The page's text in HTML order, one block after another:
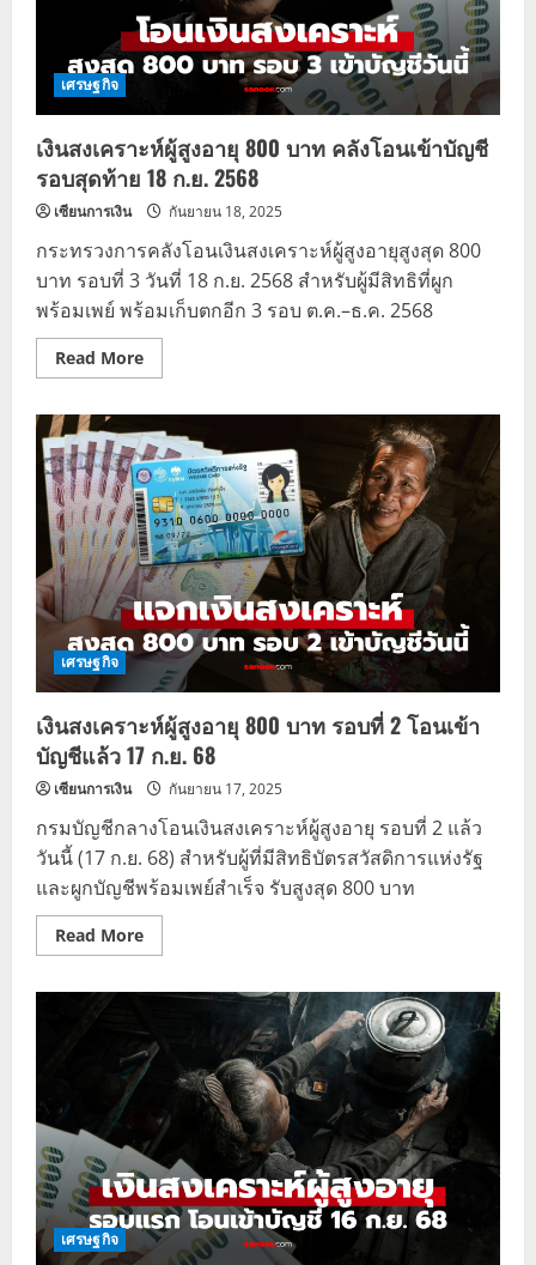
กสิ
ทธิ
วงเงิน
และ
วัน
โอน
ที่
เศรษฐกิจ
เงินสงเคราะห์ผู้สูงอายุ 800 บาท คลังโอนเข้าบัญชี
รอบสุดท้าย 18 ก.ย. 2568
เซียนการเงิน กันยายน 18, 2025
กระทรวงการคลังโอนเงินสงเคราะห์ผู้สูงอายุสูงสุด 800
บาท รอบที่ 3 วันที่ 18 ก.ย. 2568 สำหรับผู้มีสิทธิที่ผูก
พร้อมเพย์ พร้อมเก็บตกอีก 3 รอบ ต.ค.–ธ.ค. 2568
Read MoreRead
more
ผู้
สูง
อายุ
800
บาท
คลัง
โอน
เข้า
บัญชี
รอบ
สุดท้าย
18
ก.ย.
2568
เศรษฐกิจ
เงินสงเคราะห์ผู้สูงอายุ 800 บาท รอบที่ 2 โอนเข้า
บัญชีแล้ว 17 ก.ย. 68
เซียนการเงิน กันยายน 17, 2025
กรมบัญชีกลางโอนเงินสงเคราะห์ผู้สูงอายุ รอบที่ 2 แล้ว
วันนี้ (17 ก.ย. 68) สำหรับผู้ที่มีสิทธิบัตรสวัสดิการแห่งรัฐ
และผูกบัญชีพร้อมเพย์สำเร็จ รับสูงสุด 800 บาท
Read MoreRead
more
สงเคราะห์
สูง
อายุ
800
บาท
2
โอน
เข้า
บัญชี
แล้ว
17
ก.ย.
68
เศรษฐกิจ